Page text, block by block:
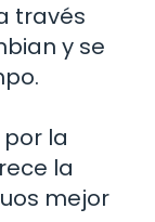
través
y se
la
la
mejor